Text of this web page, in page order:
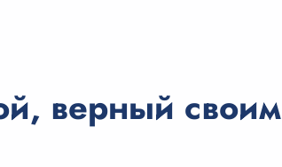
верный своим